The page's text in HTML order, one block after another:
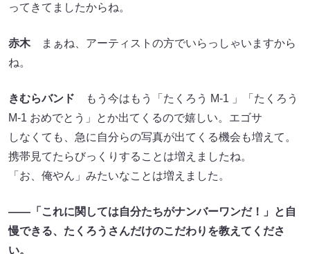
ってきてましたからね。
赤木まぁね、アーティストの方でいらっしゃいますから
ね。
きむらバンド もう今はもう「たくろう M-1 」「たくろう
M-1 おめでとう」とか出てくるので嬉しい。エゴサ
しなくても、急に自分らの写真が出てくる機会も増えて。
携帯見てたらびっくりすることは増えましたね。
「お、俺やん」みたいなことは増えました。
――「これに関しては自分たちがナンバーワンだ！」と自
慢できる、たくろうさんだけのこだわりを教えてくださ
い。